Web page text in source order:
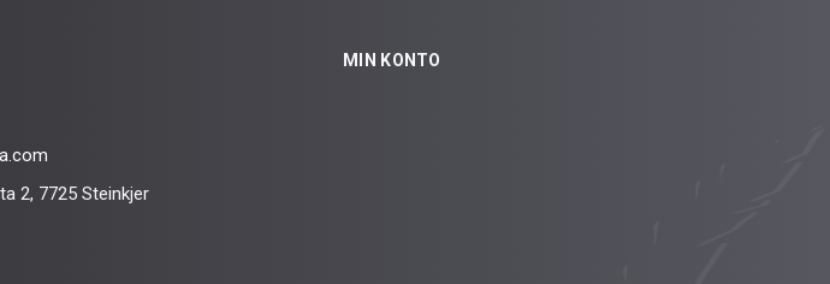
2, 7725 Steinkjer
MIN KONTO